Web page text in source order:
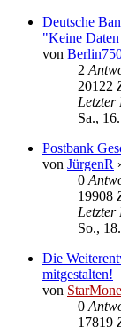
Deutsche
"Keine
von
2
20122
Letzter
Sa.,
Postbank
von JürgenR
0
19908
Letzter
So.,
Die
mitgestalten!
von
0
17819